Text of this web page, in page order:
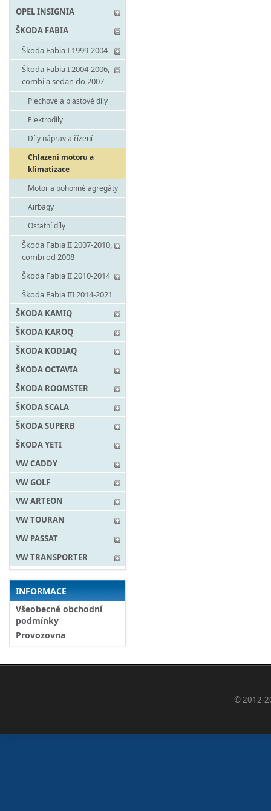
OPEL INSIGNIA
ŠKODA FABIA
Škoda Fabia I 1999-2004
Škoda Fabia I 2004-2006,
combi a sedan do 2007
Plechové a plastové díly
Elektrodíly
Díly náprav a řízení
Chlazení motoru a
klimatizace
Motor a pohonné agregáty
Airbagy
Ostatní díly
Škoda Fabia II 2007-2010,
combi od 2008
Škoda Fabia II 2010-2014
Škoda Fabia III 2014-2021
ŠKODA KAMIQ
ŠKODA KAROQ
ŠKODA KODIAQ
ŠKODA OCTAVIA
ŠKODA ROOMSTER
ŠKODA SCALA
ŠKODA SUPERB
ŠKODA YETI
VW CADDY
VW GOLF
VW ARTEON
VW TOURAN
VW PASSAT
VW TRANSPORTER
INFORMACE
Všeobecné obchodní
podmínky
Provozovna
© 2012-